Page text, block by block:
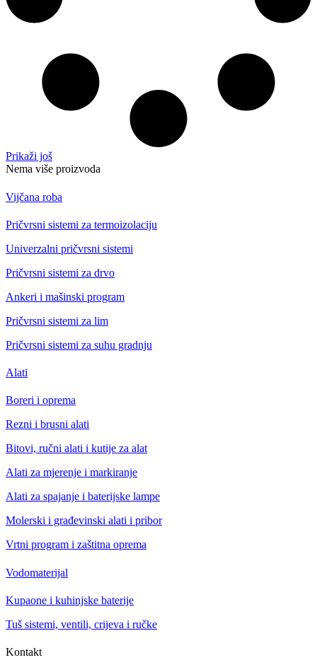
Prikaži još
Nema više proizvoda
Vijčana roba
Pričvrsni sistemi za termoizolaciju
Univerzalni pričvrsni sistemi
Pričvrsni sistemi za drvo
Ankeri i mašinski program
Pričvrsni sistemi za lim
Pričvrsni sistemi za suhu gradnju
Alati
Boreri i oprema
Rezni i brusni alati
Bitovi, ručni alati i kutije za alat
Alati za mjerenje i markiranje
Alati za spajanje i baterijske lampe
Molerski i građevinski alati i pribor
Vrtni program i zaštitna oprema
Vodomaterijal
Kupaone i kuhinjske baterije
Tuš sistemi, ventili, crijeva i ručke
Kontakt